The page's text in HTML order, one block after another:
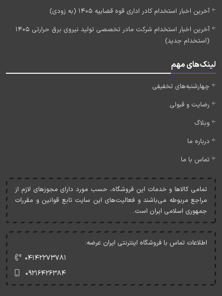
آخرین اخبار استخدام کادر اداری قوه قضاییه 1405 (به زودی)
آخرین اخبار استخدام شرکت مادر تخصصی تولید نیروی برق حرارتی 1405
(استخدام جدید)
لینک‌های مهم
چهارشنبه‌های تخفیفی
رضایت و قبولی
وبلاگ
درباره ما
تماس با ما
تمامی کالاها و خدمات اين فروشگاه، حسب مورد دارای مجوزهای لازم از
مراجع مربوطه می‌باشند و فعاليت‌های اين سايت تابع قوانين و مقررات
جمهوری اسلامی ايران است.
اطلاعات تماس با فروشگاه اینترنتی ایران عرضه:
۰۴۱۴۲۲۷۳۷۸۱
۰۹۲۱۶۴۲۶۳۸۴